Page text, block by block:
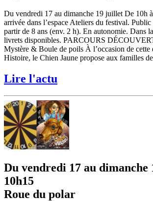
Du vendredi 17 au dimanche 19 juillet De 10h
arrivée dans l’espace Ateliers du festival.
partir de 8 ans (env. 2 h). En autonomie. Dans
livrets disponibles. PARCOURS
Mystère & Boule de poils À l’occasion de
Histoire, le Chien Jaune propose aux familles
Lire l'actu
Du vendredi 17 au dimanche
10h15
Roue du polar